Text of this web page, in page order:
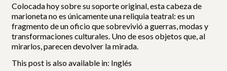
Colocada hoy sobre su soporte original, esta cabeza de
marioneta no es únicamente una reliquia teatral: es un
fragmento de un oficio que sobrevivió a guerras, modas y
transformaciones culturales. Uno de esos objetos que, al
mirarlos, parecen devolver la mirada.
This post is also available in: Inglés